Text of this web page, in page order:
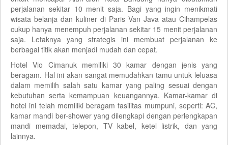
perjalanan sekitar 10 menit saja. Bagi yang ingin menikmati
wisata belanja dan kuliner di Paris Van Java atau Cihampelas
cukup hanya menempuh perjalanan sekitar 15 menit perjalanan
saja. Letaknya yang strategis ini membuat perjalanan ke
berbagai titik akan menjadi mudah dan cepat.
Hotel Vio Cimanuk memiliki 30 kamar dengan jenis yang
beragam. Hal ini akan sangat memudahkan tamu untuk leluasa
dalam memilih salah satu kamar yang paling sesuai dengan
kebutuhan serta kemampuan keuangannya. Kamar-kamar di
hotel ini telah memiliki beragam fasilitas mumpuni, seperti: AC,
kamar mandi ber-shower yang dilengkapi dengan perlengkapan
mandi memadai, telepon, TV kabel, ketel listrik, dan yang
lainnya.